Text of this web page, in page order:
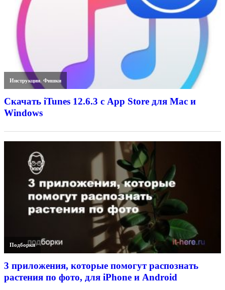
Инструкции,Фишки
Скачать iTunes 12.6.3 с App Store для Mac и
Windows
Подборки
3 приложения, которые помогут распознать
растения по фото, для iPhone и Android